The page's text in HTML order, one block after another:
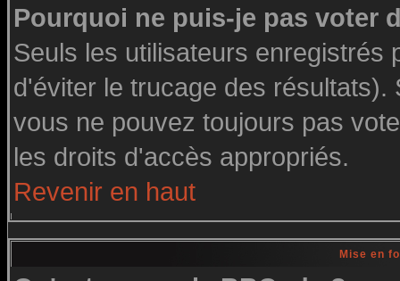
Pourquoi ne puis-je pas voter
Seuls les utilisateurs enregistrés
d'éviter le trucage des
vous ne pouvez toujours pas
les droits d'accès appropriés.
Revenir en haut
Mise en